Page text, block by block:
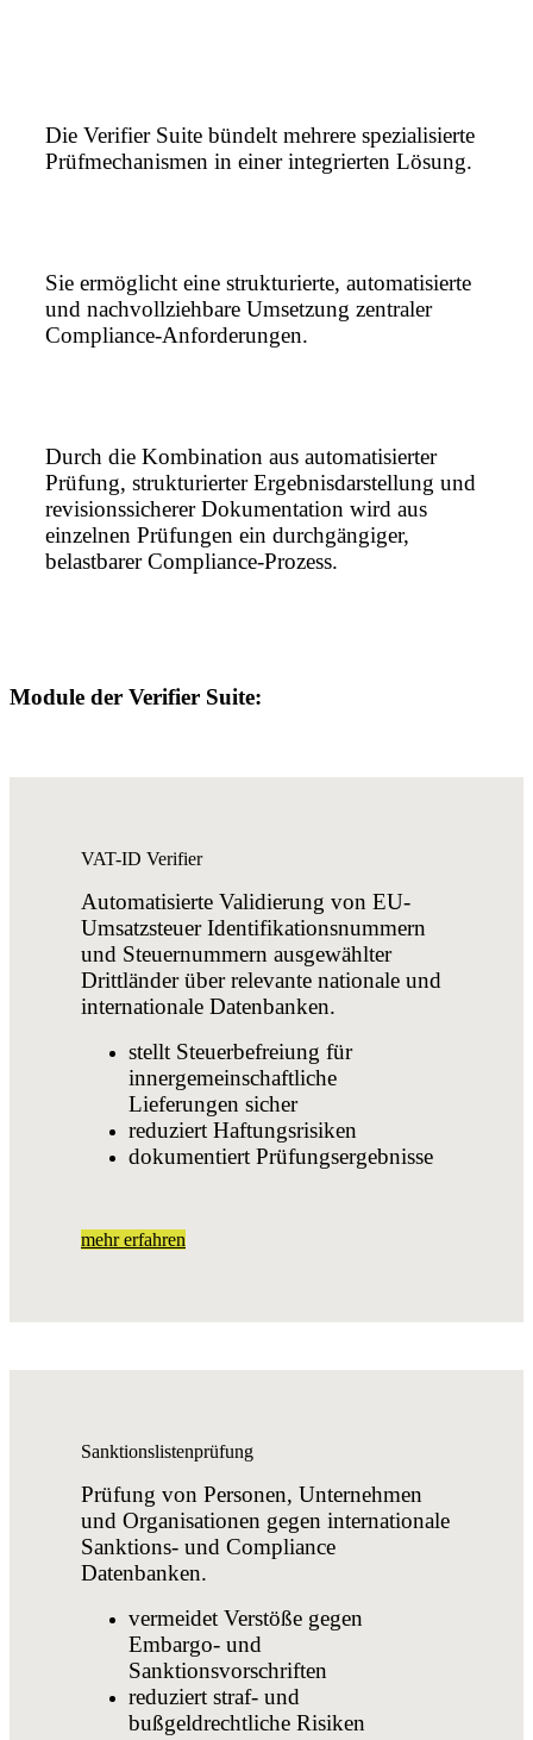
Die Verifier Suite bündelt mehrere spezialisierte
Prüfmechanismen in einer integrierten Lösung.
Sie ermöglicht eine strukturierte, automatisierte
und nachvollziehbare Umsetzung zentraler
Compliance‑Anforderungen.
Durch die Kombination aus automatisierter
Prüfung, strukturierter Ergebnisdarstellung und
revisionssicherer Dokumentation wird aus
einzelnen Prüfungen ein durchgängiger,
belastbarer Compliance‑Prozess.
Module der Verifier Suite:
VAT-ID Verifier
Automatisierte Validierung von EU-
Umsatzsteuer Identifikationsnummern
und Steuernummern ausgewählter
Drittländer über relevante nationale und
internationale Datenbanken.
stellt Steuerbefreiung für
innergemeinschaftliche
Lieferungen sicher
reduziert Haftungsrisiken
dokumentiert Prüfungsergebnisse
mehr erfahren
Sanktionslistenprüfung
Prüfung von Personen, Unternehmen
und Organisationen gegen internationale
Sanktions- und Compliance
Datenbanken.
vermeidet Verstöße gegen
Embargo‑ und
Sanktionsvorschriften
reduziert straf- und
bußgeldrechtliche Risiken